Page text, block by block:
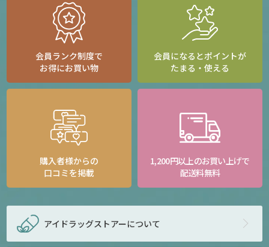
会員ランク制度で
お得にお買い物
会員になるとポイントが
たまる・使える
購入者様からの
口コミを掲載
1,200円以上のお買い上げで
配送料無料
アイドラッグストアーについて